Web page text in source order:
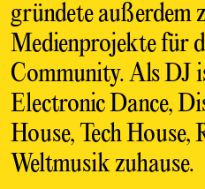
gründete außerdem
Medienprojekte für
Community. Als DJ
Electronic Dance,
House, Tech
Weltmusik zuhause.